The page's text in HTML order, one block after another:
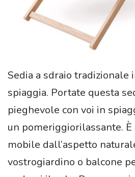
Sedia a sdraio tradizionale
spiaggia. Portate questa
pieghevole con voi in
un pomeriggiorilassante.
mobile dall’aspetto
vostrogiardino o balcone